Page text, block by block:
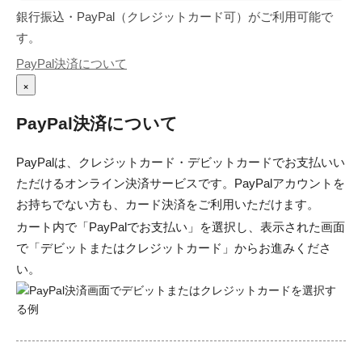
銀行振込・PayPal（クレジットカード可）がご利用可能で
す。
PayPal決済について
×
PayPal決済について
PayPalは、クレジットカード・デビットカードでお支払いい
ただけるオンライン決済サービスです。PayPalアカウントを
お持ちでない方も、カード決済をご利用いただけます。
カート内で「PayPalでお支払い」を選択し、表示された画面
で「デビットまたはクレジットカード」からお進みくださ
い。